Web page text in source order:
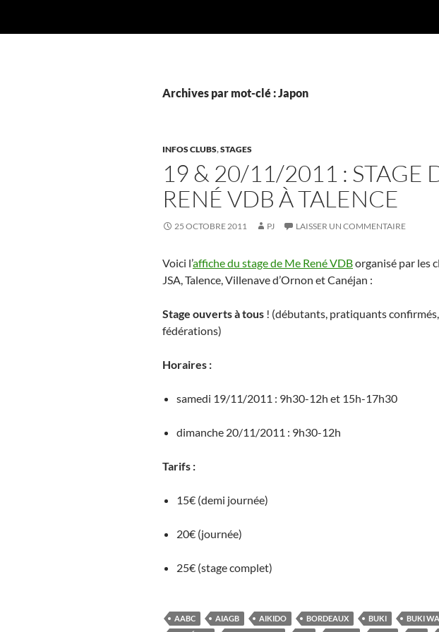
Archives par mot-clé : Japon
INFOS CLUBS,STAGES
19 & 20/11/2011 : STAGE
RENÉ VDB À TALENCE
25 OCTOBRE 2011 PJ LAISSER UN COMMENTAIRE
Voici l’affiche du stage de Me René VDBorganisé par les
JSA, Talence, Villenave d’Ornon et Canéjan :
Stage ouverts à tous ! (débutants, pratiquants
fédérations)
Horaires :
samedi 19/11/2011 : 9h30-12h et 15h-17h30
dimanche 20/11/2011 : 9h30-12h
Tarifs :
15€ (demi journée)
20€ (journée)
25€ (stage complet)
AABC AIAGB AIKIDO BORDEAUX BUKI
BUKI